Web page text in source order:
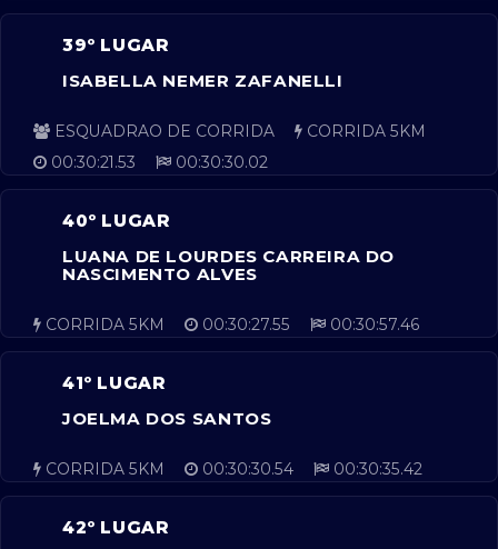
39º LUGAR
ISABELLA NEMER ZAFANELLI
ESQUADRAO DE CORRIDA
CORRIDA 5KM
00:30:21.53
00:30:30.02
40º LUGAR
LUANA DE LOURDES CARREIRA DO
NASCIMENTO ALVES
CORRIDA 5KM 00:30:27.55 00:30:57.46
41º LUGAR
JOELMA DOS SANTOS
CORRIDA 5KM 00:30:30.54 00:30:35.42
42º LUGAR